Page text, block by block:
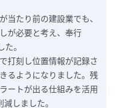
当たり前の建設業でも、
が必要と考え、奉行
た。
打刻し位置情報が記録さ
るようになりました。残
ートが出る仕組みを活用
しました。